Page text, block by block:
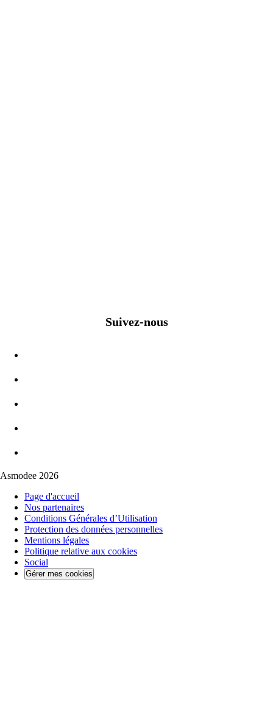
Suivez-nous
Asmodee 2026
Page d'accueil
Nos partenaires
Conditions Générales d’Utilisation
Protection des données personnelles
Mentions légales
Politique relative aux cookies
Social
Gérer mes cookies